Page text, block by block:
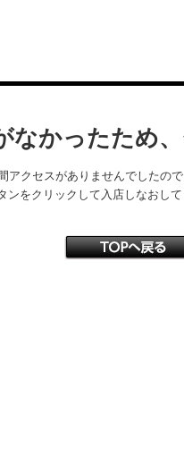
なかったため
アクセスがありませんでしたの
ンをクリックして入店しなおして